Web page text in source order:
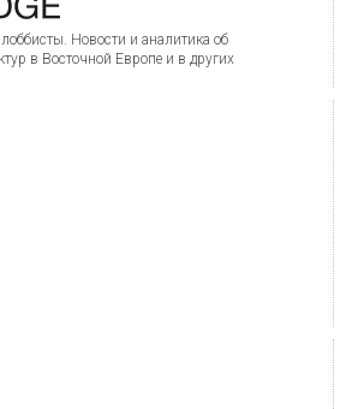
Новости и аналитика об
в Восточной Европе и в других